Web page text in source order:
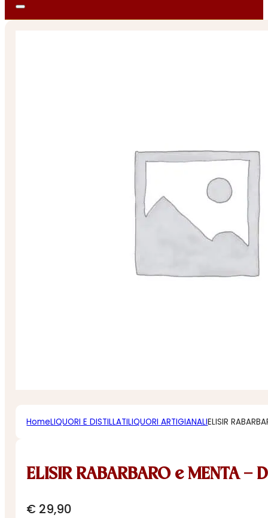
HomeLIQUORI E DISTILLATILIQUORI ARTIGIANALIELISIR
ELISIR RABARBARO e MENTA –
€ 29,90